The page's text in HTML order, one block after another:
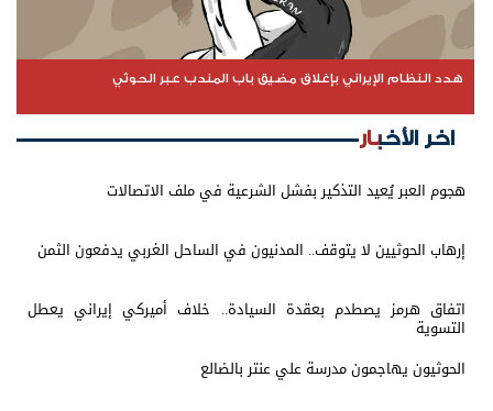
هدد النظام الإيراني بإغلاق مضيق باب المندب عبر الحوثي
اخر الأخبار
هجوم العبر يُعيد التذكير بفشل الشرعية في ملف الاتصالات
إرهاب الحوثيين لا يتوقف.. المدنيون في الساحل الغربي يدفعون الثمن
اتفاق هرمز يصطدم بعقدة السيادة.. خلاف أميركي إيراني يعطل
التسوية
الحوثيون يهاجمون مدرسة علي عنتر بالضالع